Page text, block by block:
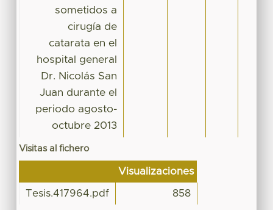
sometidos a
cirugía de
catarata en el
hospital general
Dr. Nicolás San
Juan durante el
periodo agosto-
octubre 2013
Visitas al fichero
Visualizaciones
Tesis.417964.pdf 858